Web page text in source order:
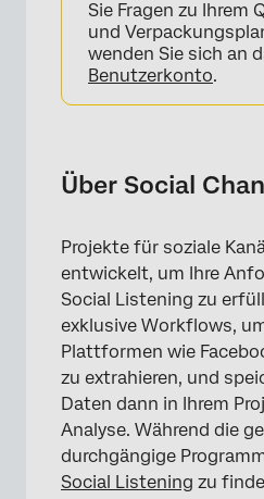
Verwendung der
Kollaborationspartner:in
sozialen Netzwerken
Sie Fragen zu Ihrem
und
wenden Sie sich an
Benutzerkonto.
Über Social
Projekte für soziale
entwickelt, um Ihre
Social Listening zu
exklusive Workflows,
Plattformen wie
zu extrahieren, und
Daten dann in Ihrem
Analyse. Während die
durchgängige
Social Listening zu